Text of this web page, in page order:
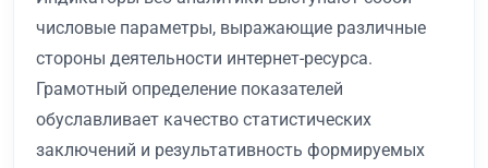
числовые параметры, выражающие различные
стороны деятельности интернет-ресурса.
Грамотный определение показателей
обуславливает качество статистических
заключений и результативность формируемых